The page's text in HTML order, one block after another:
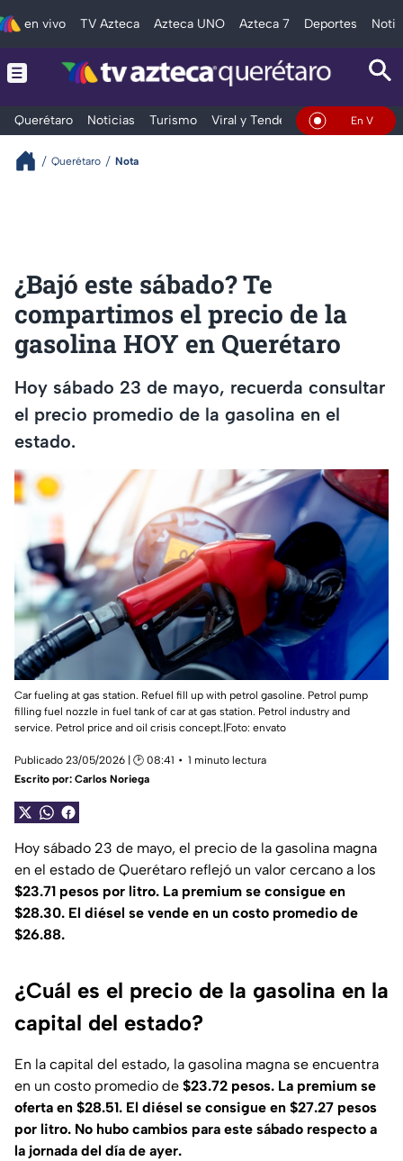
en vivo TV Azteca Azteca UNO Azteca 7 Deportes
Querétaro Noticias Turismo Viral y Tendencia ClimaEn Vivo
Querétaro Nota
¿Bajó este sábado? Te
compartimos el precio de la
gasolina HOY en Querétaro
Hoy sábado 23 de mayo, recuerda consultar
el precio promedio de la gasolina en el
estado.
Car fueling at gas station. Refuel fill up with petrol gasoline. Petrol pump
filling fuel nozzle in fuel tank of car at gas station. Petrol industry and
service. Petrol price and oil crisis concept.|Foto: envato
Publicado 23/05/2026 | 🕑 08:41
1 minuto lectura
Escrito por: Carlos Noriega
Hoy sábado 23 de mayo, el precio de la gasolina magna
en el estado de Querétaro reflejó un valor cercano a los
$23.71 pesos por litro. La premium se consigue en
$28.30. El diésel se vende en un costo promedio de
$26.88.
¿Cuál es el precio de la gasolina en la
capital del estado?
En la capital del estado, la gasolina magna se encuentra
en un costo promedio de $23.72 pesos. La premium se
oferta en $28.51. El diésel se consigue en $27.27 pesos
por litro. No hubo cambios para este sábado respecto a
la jornada del día de ayer.